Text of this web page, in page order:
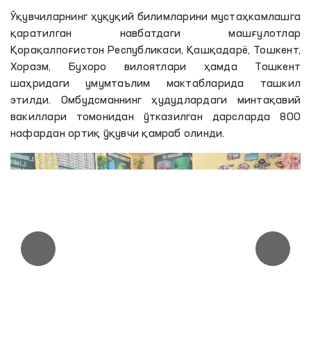
Ўқувчиларнинг ҳуқуқий билимларини мустаҳкамлашга
қаратилган навбатдаги машғулотлар
Қорақалпоғистон Республикаси, Қашқадарё, Тошкент,
Хоразм, Бухоро вилоятлари ҳамда Тошкент
шаҳридаги умумтаълим мактабларида ташкил
этилди. Омбудсманнинг ҳудудлардаги минтақавий
вакиллари томонидан ўтказилган дарсларда 800
нафардан ортиқ ўқувчи қамраб олинди.